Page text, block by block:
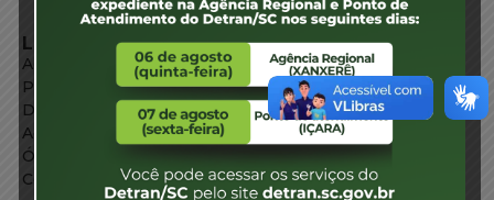
LINKS EXTERNOS
Agência de Notícias
Portal de Serviços
Diário Oficial
Acesso à Informação
Órgãos do Governo
Conheça SC